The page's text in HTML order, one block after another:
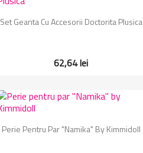
Vizualizare rapida
Set Geanta Cu Accesorii Doctorita Plusica
62,64 lei
Vizualizare rapida
Perie Pentru Par "Namika" By Kimmidoll